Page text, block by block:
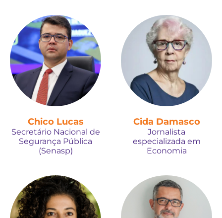
Chico Lucas
Secretário Nacional de
Segurança Pública
(Senasp)
Cida Damasco
Jornalista
especializada em
Economia